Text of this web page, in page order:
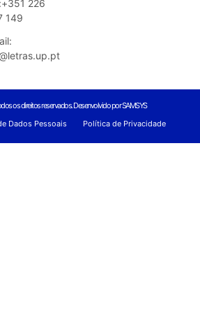
226
149
os direitos reservados. Desenvolvido por SAMSYS
Dados Pessoais
Política de Privacidade